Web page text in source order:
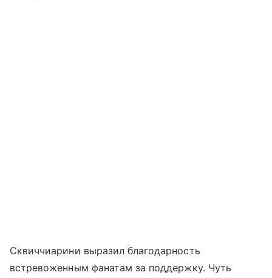
Сквиччиарини выразил благодарность
встревоженным фанатам за поддержку. Чуть